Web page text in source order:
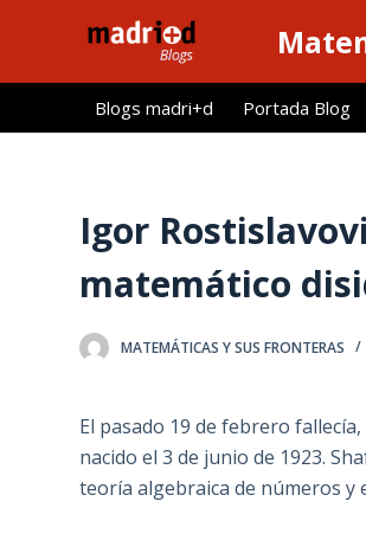
l
Blogs madri+d Portada Blog
Igor
matemático
MATEMÁTICAS Y SUS FRONTERAS
El pasado 19 de febrero
nacido el 3 de junio de 1923.
teoría algebraica de números y